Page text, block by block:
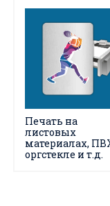
Печать на
листовых
материалах,
оргстекле и т.д.